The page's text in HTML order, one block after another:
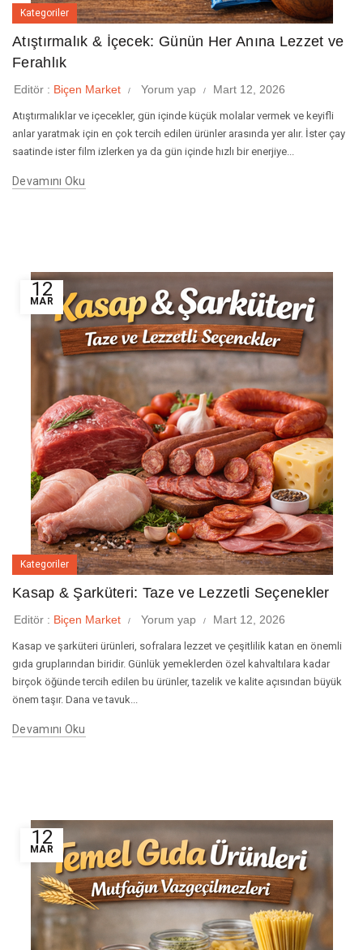
Kategoriler
Atıştırmalık & İçecek: Günün Her Anına Lezzet ve
Ferahlık
Editör : Biçen Market Yorum yap Mart 12, 2026
Atıştırmalıklar ve içecekler, gün içinde küçük molalar vermek ve keyifli
anlar yaratmak için en çok tercih edilen ürünler arasında yer alır. İster çay
saatinde ister film izlerken ya da gün içinde hızlı bir enerjiye...
Devamını Oku
12
MAR
Kategoriler
Kasap & Şarküteri: Taze ve Lezzetli Seçenekler
Editör : Biçen Market Yorum yap Mart 12, 2026
Kasap ve şarküteri ürünleri, sofralara lezzet ve çeşitlilik katan en önemli
gıda gruplarından biridir. Günlük yemeklerden özel kahvaltılara kadar
birçok öğünde tercih edilen bu ürünler, tazelik ve kalite açısından büyük
önem taşır. Dana ve tavuk...
Devamını Oku
12
MAR